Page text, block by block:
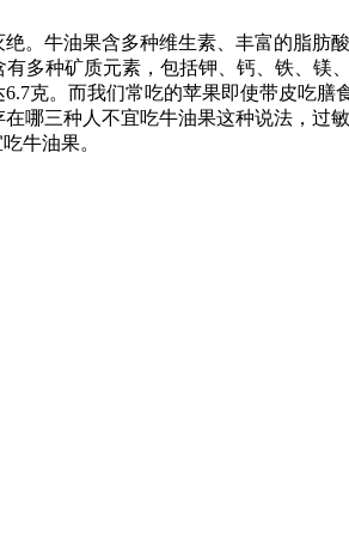
。牛油果含多种维生素、丰富的脂肪
多种矿质元素，包括钾、钙、铁、
克。而我们常吃的苹果即使带皮吃
哪三种人不宜吃牛油果这种说法，
牛油果。